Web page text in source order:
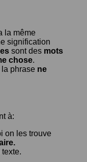
la même
signification
sont des mots
chose.
la phrase ne
à:
on les trouve